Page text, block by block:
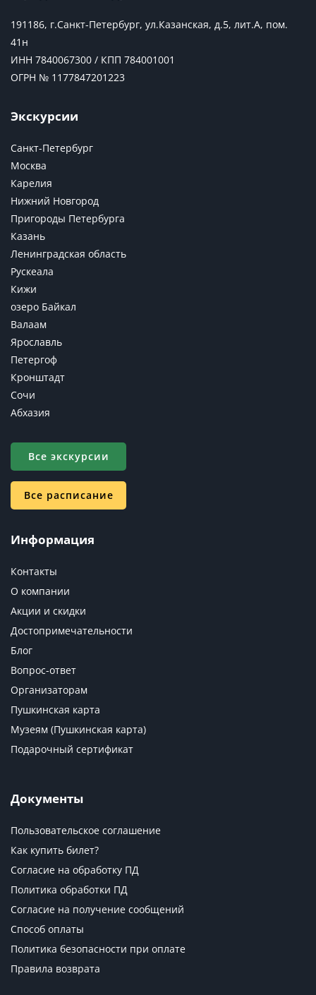
191186, г.Санкт-Петербург, ул.Казанская, д.5, лит.А, пом.
41н
ИНН 7840067300 / КПП 784001001
ОГРН № 1177847201223
Экскурсии
Санкт-Петербург
Москва
Карелия
Нижний Новгород
Пригороды Петербурга
Казань
Ленинградская область
Рускеала
Кижи
озеро Байкал
Валаам
Ярославль
Петергоф
Кронштадт
Сочи
Абхазия
Все экскурсии
Все расписание
Информация
Контакты
О компании
Акции и скидки
Достопримечательности
Блог
Вопрос-ответ
Организаторам
Пушкинская карта
Музеям (Пушкинская карта)
Подарочный сертификат
Документы
Пользовательское соглашение
Как купить билет?
Согласие на обработку ПД
Политика обработки ПД
Согласие на получение сообщений
Способ оплаты
Политика безопасности при оплате
Правила возврата